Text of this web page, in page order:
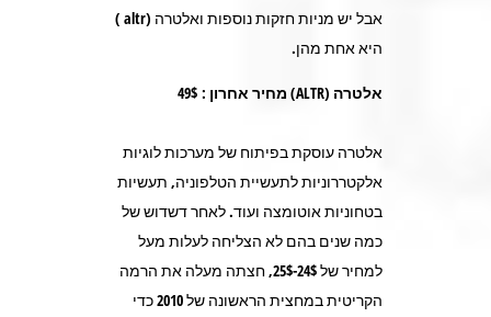
אבל יש מניות חזקות נוספות ואלטרה (altr )
היא אחת מהן.
אלטרה (ALTR) מחיר אחרון : 49$
אלטרה עוסקת בפיתוח של מערכות לוגיות
אלקטררוניות לתעשיית הטלפוניה, תעשיות
בטחוניות אוטומצה ועוד. לאחר דשדוש של
כמה שנים בהם לא הצליחה לעלות מעל
למחיר של 24$-25$, חצתה מעלה את הרמה
הקריטית במחצית הראשונה של 2010 כדי